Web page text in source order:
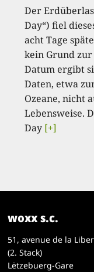
Der
Day“) fiel
acht Tage
kein Grund
Datum ergibt
Daten, etwa
Ozeane, nicht
Lebensweise.
Day [+]
woxx s.c.
51, avenue de la
(2. Stack)
Lëtzebuerg-Gare